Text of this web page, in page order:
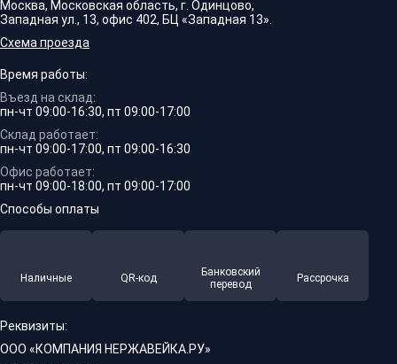
Москва, Московская область, г. Одинцово,
Западная ул., 13, офис 402, БЦ «Западная 13».
Схема проезда
Время работы:
Въезд на склад:
пн-чт 09:00-16:30, пт 09:00-17:00
Склад работает:
пн-чт 09:00-17:00, пт 09:00-16:30
Офис работает:
пн-чт 09:00-18:00, пт 09:00-17:00
Способы оплаты
Наличные QR-код
Банковский
перевод
Рассрочка
Реквизиты:
ООО «КОМПАНИЯ НЕРЖАВЕЙКА.РУ»